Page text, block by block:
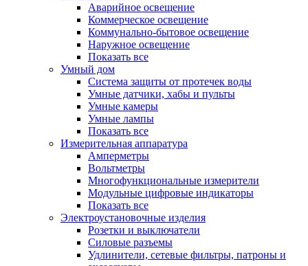
Аварийное освещение
Коммерческое освещение
Коммунально-бытовое освещение
Наружное освещение
Показать все
Умный дом
Система защиты от протечек воды
Умные датчики, хабы и пульты
Умные камеры
Умные лампы
Показать все
Измерительная аппаратура
Амперметры
Вольтметры
Многофункциональные измерители
Модульные цифровые индикаторы
Показать все
Электроустановочные изделия
Розетки и выключатели
Силовые разъемы
Удлинители, сетевые фильтры, патроны и